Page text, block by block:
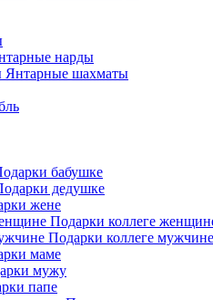
нарды
Янтарные шахматы
бабушке
дедушке
жене
Подарки коллеге
Подарки коллеге мужчине
маме
мужу
папе